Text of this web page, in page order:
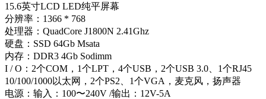
15.6英寸LCD LED纯平屏幕
分辨率：1366 * 768
处理器：QuadCore J1800N 2.41Ghz
硬盘：SSD 64Gb Msata
内存：DDR3 4Gb Sodimm
I / O：2个COM，1个LPT，4个USB，2个USB 3.0、1个RJ45
10/100/1000以太网，2个PS2、1个VGA，麦克风，扬声器
电源：输入：100〜240V /输出：12V-5A